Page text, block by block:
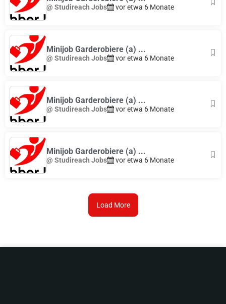
@ Studireach Jobs vor etwa 6 Monate
Minijob Garderobiere (a) ...
@ Studireach Jobs vor etwa 6 Monate
Minijob Garderobiere (a) ...
@ Studireach Jobs vor etwa 6 Monate
Minijob Garderobiere (a) ...
@ Studireach Jobs vor etwa 6 Monate
Load More